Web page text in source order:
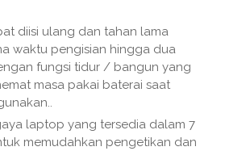
diisi ulang dan tahan lama
waktu pengisian hingga dua
fungsi tidur / bangun yang
masa pakai baterai saat
laptop yang tersedia dalam 7
memudahkan pengetikan dan